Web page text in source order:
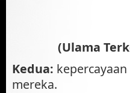
(Ulama
Kedua:
mereka.